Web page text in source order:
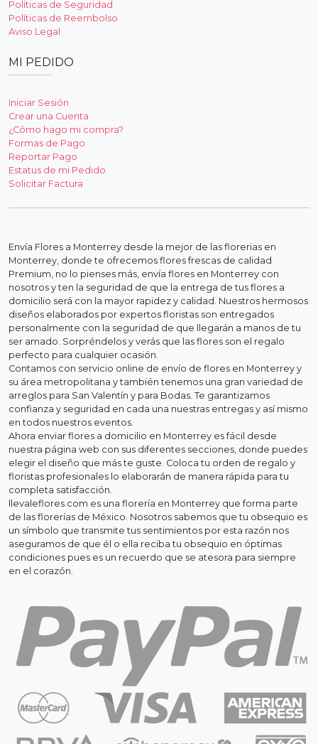
Políticas de Seguridad
Políticas de Reembolso
Aviso Legal
MI PEDIDO
Iniciar Sesión
Crear una Cuenta
¿Cómo hago mi compra?
Formas de Pago
Reportar Pago
Estatus de mi Pedido
Solicitar Factura
Envía Flores a Monterrey desde la mejor de las florerias en
Monterrey, donde te ofrecemos flores frescas de calidad
Premium, no lo pienses más, envía flores en Monterrey con
nosotros y ten la seguridad de que la entrega de tus flores a
domicilio será con la mayor rapidez y calidad. Nuestros hermosos
diseños elaborados por expertos floristas son entregados
personalmente con la seguridad de que llegarán a manos de tu
ser amado. Sorpréndelos y verás que las flores son el regalo
perfecto para cualquier ocasión.
Contamos con servicio online de envío de flores en Monterrey y
su área metropolitana y también tenemos una gran variedad de
arreglos para San Valentín y para Bodas. Te garantizamos
confianza y seguridad en cada una nuestras entregas y así mismo
en todos nuestros eventos.
Ahora enviar flores a domicilio en Monterrey es fácil desde
nuestra página web con sus diferentes secciones, donde puedes
elegir el diseño que más te guste. Coloca tu orden de regalo y
floristas profesionales lo elaborarán de manera rápida para tu
completa satisfacción.
llevaleflores.com es una florería en Monterrey que forma parte
de las florerías de México. Nosotros sabemos que tu obsequio es
un símbolo que transmite tus sentimientos por esta razón nos
aseguramos de que él o ella reciba tu obsequio en óptimas
condiciones pues es un recuerdo que se atesora para siempre
en el corazón.